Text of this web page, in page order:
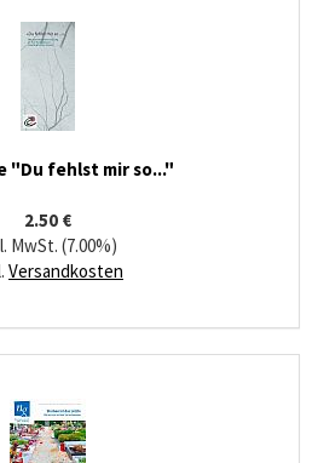
"Du fehlst mir so..."
2.50 €
MwSt. (7.00%)
Versandkosten